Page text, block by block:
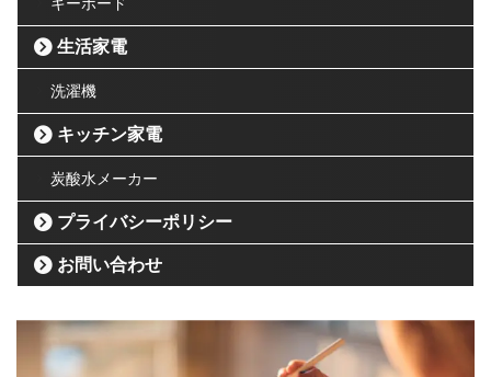
生活家電
洗濯機
キッチン家電
炭酸水メーカー
プライバシーポリシー
お問い合わせ